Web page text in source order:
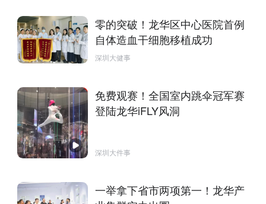
零的突破！龙华区中心医院首例
自体造血干细胞移植成功
深圳大健事
免费观赛！全国室内跳伞冠军赛
登陆龙华iFLY风洞
深圳大件事
一举拿下省市两项第一！龙华产